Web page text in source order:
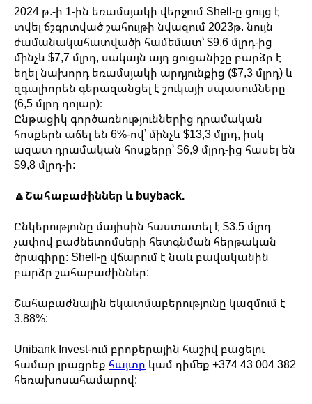
2024 թ.-ի 1-ին եռամսյակի վերջում Shell-ը ցույց է
տվել ճշգրտված շահույթի նվազում 2023թ. նույն
ժամանակահատվածի համեմատ՝ $9,6 մլրդ-ից
մինչև $7,7 մլրդ, սակայն այդ ցուցանիշը բարձր է
եղել նախորդ եռամսյակի արդյունքից ($7,3 մլրդ) և
զգալիորեն գերազանցել է շուկայի սպասումները
(6,5 մլրդ դոլար)։
Ընթացիկ գործառնություններից դրամական
հոսքերն աճել են 6%-ով՝ մինչև $13,3 մլրդ, իսկ
ազատ դրամական հոսքերը՝ $6,9 մլրդ-ից հասել են
$9,8 մլրդ-ի:
🔼Շահաբաժիններ և buyback.
Ընկերությունը մայիսին հաստատել է $3.5 մլրդ
չափով բաժնետոմսերի հետգնման հերթական
ծրագիրը: Shell-ը վճարում է նաև բավականին
բարձր շահաբաժիններ:
Շահաբաժնային եկատմաբերությունը կազմում է
3.88%:
Unibank Invest-ում բրոքերային հաշիվ բացելու
համար լրացրեք հայտը կամ դիմեք +374 43 004 382
հեռախոսահամարով: